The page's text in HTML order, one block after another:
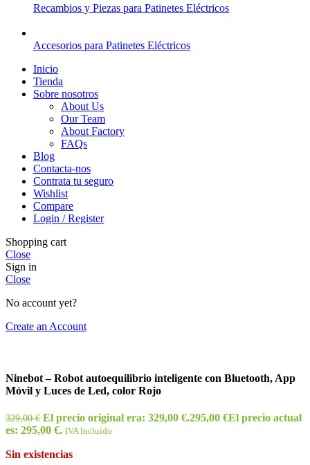
Recambios y Piezas para Patinetes Eléctricos
Accesorios para Patinetes Eléctricos
Inicio
Tienda
Sobre nosotros
About Us
Our Team
About Factory
FAQs
Blog
Contacta-nos
Contrata tu seguro
Wishlist
Compare
Login / Register
Shopping cart
Close
Sign in
Close
No account yet?
Create an Account
Ninebot – Robot autoequilibrio inteligente con Bluetooth, App
Móvil y Luces de Led, color Rojo
329,00€ El precio original era: 329,00 €.295,00 €El precio actual
es: 295,00 €. IVA Incluido
Sin existencias